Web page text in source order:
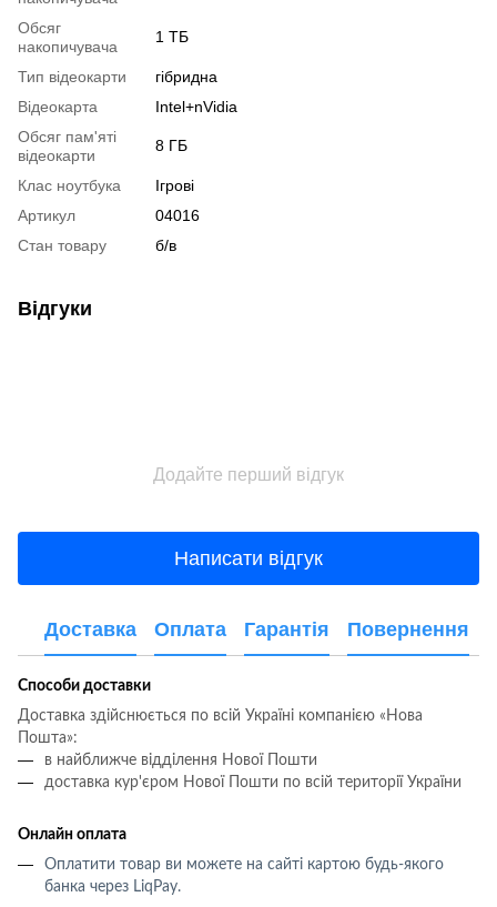
Обсяг
накопичувача
1 ТБ
Тип відеокарти
гібридна
Відеокарта
Intel+nVidia
Обсяг пам'яті
відеокарти
8 ГБ
Клас ноутбука
Ігрові
Артикул
04016
Стан товару
б/в
Відгуки
Додайте перший відгук
Написати відгук
Доставка Оплата Гарантія Повернення
Способи доставки
Доставка здійснюється по всій Україні компанією «Нова
Пошта»:
в найближче відділення Нової Пошти
доставка кур'єром Нової Пошти по всій території України
Онлайн оплата
Оплатити товар ви можете на сайті картою будь-якого
банка через LiqPay.